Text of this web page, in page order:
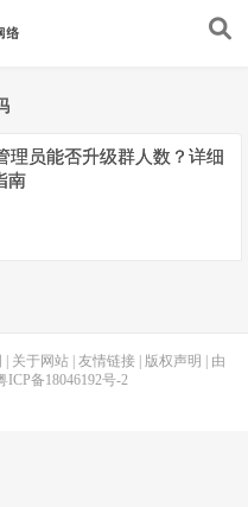
理员能否升级群人数？详细
南
关于网站 友情链接 版权声明
| 由
ICP备18046192号-2